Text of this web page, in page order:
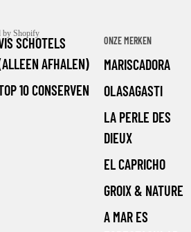
SCHOTELS
AFHALEN)
10 CONSERVEN
ONZE MERKEN
MARISCADORA
OLASAGASTI
LA PERLE DES
DIEUX
EL CAPRICHO
GROIX & NATURE
A MAR ES
by Shopify